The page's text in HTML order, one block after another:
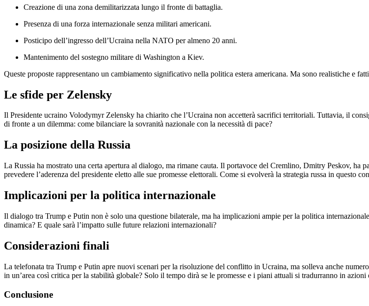
Creazione di una zona demilitarizzata lungo il fronte di battaglia.
Presenza di una forza internazionale senza militari americani.
Posticipo dell’ingresso dell’Ucraina nella NATO per almeno 20 anni.
Mantenimento del sostegno militare di Washington a Kiev.
Queste proposte rappresentano un cambiamento significativo nella politica estera americana. Ma sono realistiche e
Le sfide per Zelensky
Il Presidente ucraino Volodymyr Zelensky ha chiarito che l’Ucraina non accetterà sacrifici territoriali. Tuttavia, il
di fronte a un dilemma: come bilanciare la sovranità nazionale con la necessità di pace?
La posizione della Russia
La Russia ha mostrato una certa apertura al dialogo, ma rimane cauta. Il portavoce del Cremlino, Dmitry Peskov,
prevedere l’aderenza del presidente eletto alle sue promesse elettorali. Come si evolverà la strategia russa in questo
Implicazioni per la politica internazionale
Il dialogo tra Trump e Putin non è solo una questione bilaterale, ma ha implicazioni ampie per la politica
dinamica? E quale sarà l’impatto sulle future relazioni internazionali?
Considerazioni finali
La telefonata tra Trump e Putin apre nuovi scenari per la risoluzione del conflitto in Ucraina, ma solleva anche
in un’area così critica per la stabilità globale? Solo il tempo dirà se le promesse e i piani attuali si tradurranno in azioni
Conclusione